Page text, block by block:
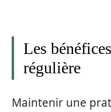
Les
régulière
Maintenir une